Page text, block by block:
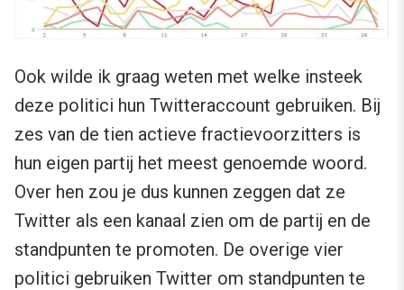
Ook wilde ik graag weten met welke insteek
deze politici hun Twitteraccount gebruiken. Bij
zes van de tien actieve fractievoorzitters is
hun eigen partij het meest genoemde woord.
Over hen zou je dus kunnen zeggen dat ze
Twitter als een kanaal zien om de partij en de
standpunten te promoten. De overige vier
politici gebruiken Twitter om standpunten te